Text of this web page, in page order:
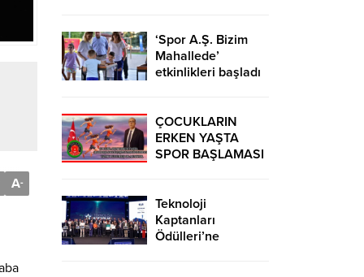
A-
‘Spor A.Ş. Bizim
Mahallede’
etkinlikleri başladı
ÇOCUKLARIN
ERKEN YAŞTA
SPOR BAŞLAMASI
UZAK TUTUMUŞ
OLACAKTIR
Teknoloji
Kaptanları
Ödülleri’ne